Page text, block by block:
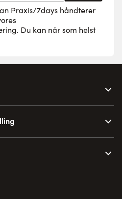
Praxis/7days håndterer
. Du kan når som helst